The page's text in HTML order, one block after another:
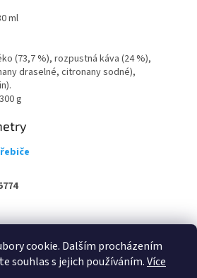
cookie. Dalším procházením
souhlas s jejich používáním.Více
ml
(73,7 %), rozpustná káva (24 %),
draselné, citronany sodné),
g
nás doporučuje! Zboží.cz Firmy.cz